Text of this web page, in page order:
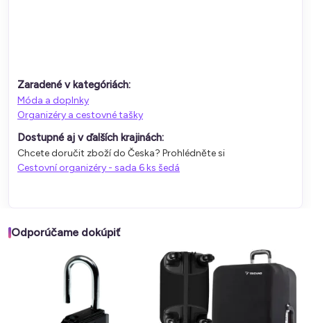
Zaradené v kategóriách:
Móda a doplnky
Organizéry a cestovné tašky
Dostupné aj v ďalších krajinách:
Chcete doručit zboží do Česka? Prohlédněte si
Cestovní organizéry - sada 6 ks šedá
Odporúčame dokúpiť